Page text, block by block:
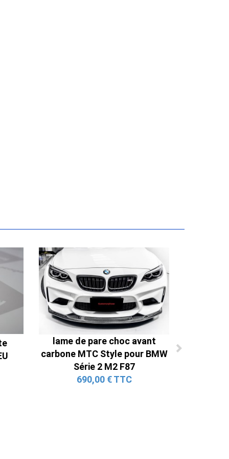
lame de pare choc avant
carbone MTC Style pour BMW
Série 2 M2 F87
690,00 € TTC